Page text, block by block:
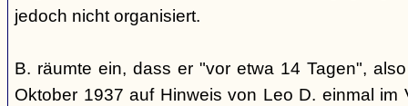
jedoch nicht organisiert.
B. räumte ein, dass er "vor etwa 14 Tagen",
Oktober 1937 auf Hinweis von Leo D. einmal im